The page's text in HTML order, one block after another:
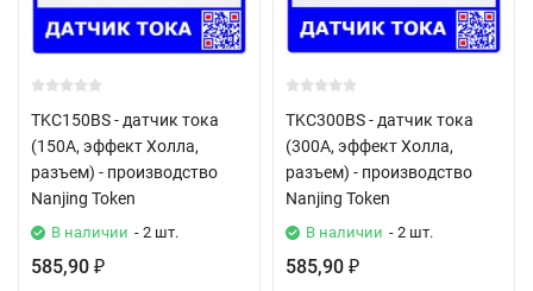
TKC150BS - датчик тока
(150А, эффект Холла,
разъем) - производство
Nanjing Token
В наличии - 2 шт.
585,90 ₽
TKC300BS - датчик тока
(300А, эффект Холла,
разъем) - производство
Nanjing Token
В наличии - 2 шт.
585,90 ₽